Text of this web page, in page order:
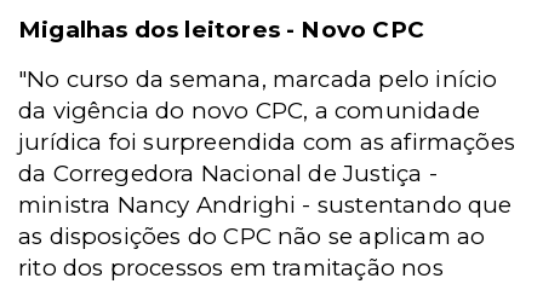
Migalhas dos leitores - Novo CPC
"No curso da semana, marcada pelo início
da vigência do novo CPC, a comunidade
jurídica foi surpreendida com as afirmações
da Corregedora Nacional de Justiça -
ministra Nancy Andrighi - sustentando que
as disposições do CPC não se aplicam ao
rito dos processos em tramitação nos